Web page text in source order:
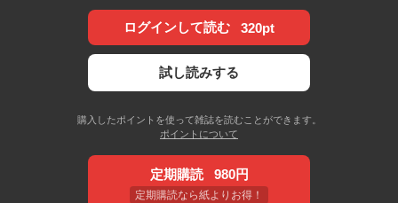
ログインして読む 320pt
試し読みする
購入したポイントを使って雑誌を読むことができます。
ポイントについて
定期購読 980円
定期購読なら紙よりお得！